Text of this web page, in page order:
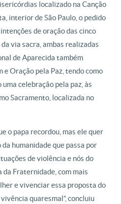
localizado na Canção
interior de São Paulo, o pedido
de oração das cinco
via sacra, ambas realizadas
de Aparecida também
e Oração pela Paz, tendo como
celebração pela paz, às
Sacramento, localizada no
o papa recordou, mas ele quer
humanidade que passa por
de violência e nós do
da Fraternidade, com mais
e vivenciar essa proposta do
quaresmal”, concluiu